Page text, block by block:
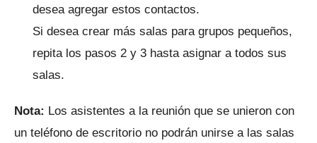
desea agregar estos contactos.
Si desea crear más salas para grupos pequeños,
repita los pasos 2 y 3 hasta asignar a todos sus
salas.
Nota: Los asistentes a la reunión que se unieron con
un teléfono de escritorio no podrán unirse a las salas